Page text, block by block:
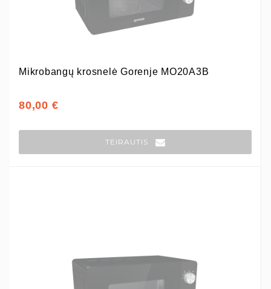
Mikrobangų krosnelė Gorenje MO20A3B
80,00 €
TEIRAUTIS